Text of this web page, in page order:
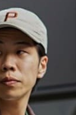
アーチ
アナトミカ